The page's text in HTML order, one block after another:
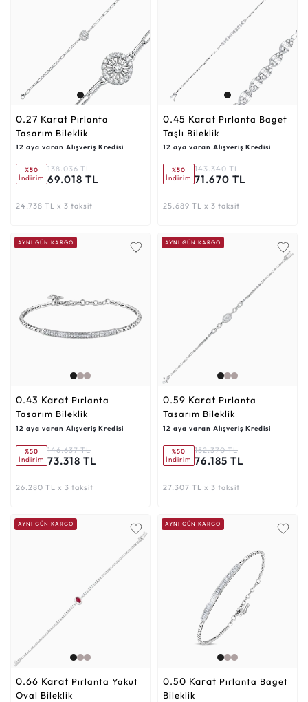
0.27 Karat
Tasarım Bileklik
12 aya varan Alışveriş Kredisi
%50
İndirim
138.036 TL
69.018 TL
24.738 TL x 3 taksit
0.45 Karat
Taşlı Bileklik
12 aya varan Alışveriş Kredisi
%50
İndirim
143.340 TL
71.670 TL
25.689 TL x 3 taksit
AYNI GÜN KARGO
0.43 Karat
Tasarım Bileklik
12 aya varan Alışveriş Kredisi
%50
İndirim
146.637 TL
73.318 TL
26.280 TL x 3 taksit
AYNI GÜN KARGO
0.59 Karat
Tasarım Bileklik
12 aya varan Alışveriş Kredisi
%50
İndirim
152.370 TL
76.185 TL
27.307 TL x 3 taksit
AYNI GÜN KARGO
0.66 Karat
Oval Bileklik
AYNI GÜN KARGO
0.50 Karat
Bileklik